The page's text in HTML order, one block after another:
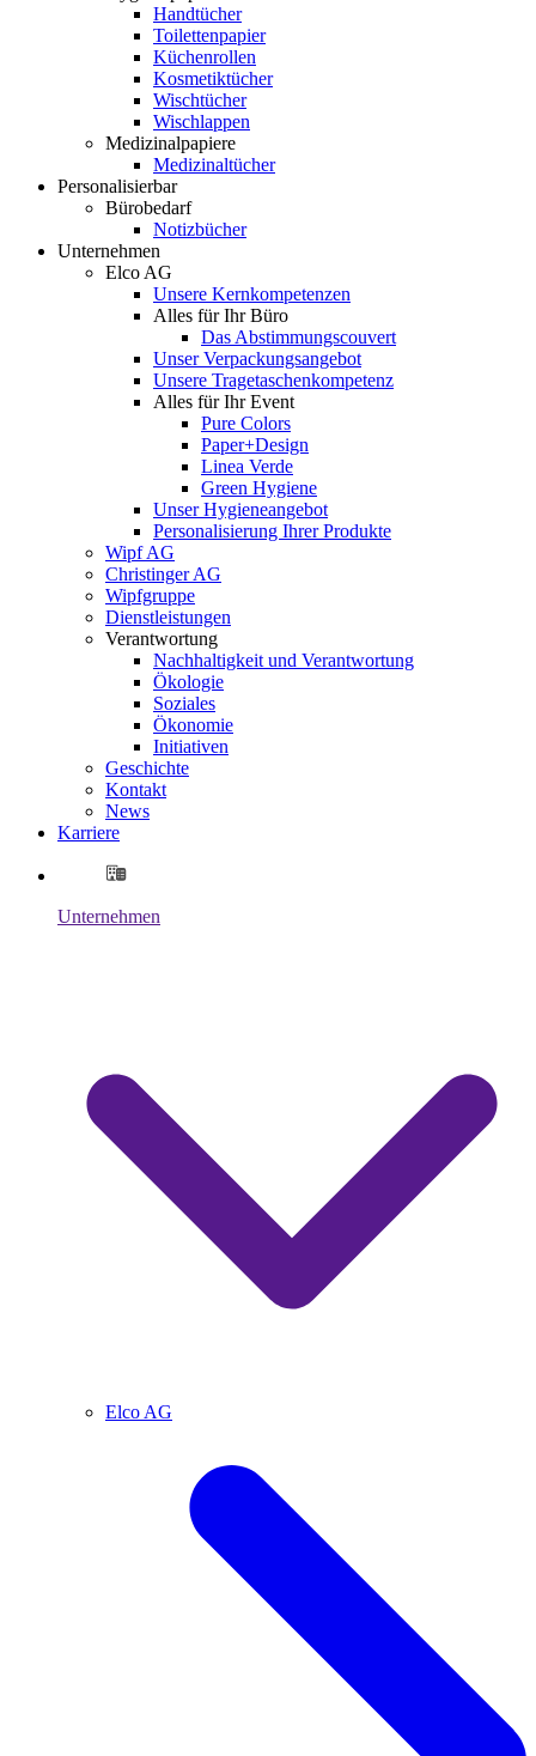
Handtücher
Toilettenpapier
Küchenrollen
Kosmetiktücher
Wischtücher
Wischlappen
Medizinalpapiere
Medizinaltücher
Personalisierbar
Bürobedarf
Notizbücher
Unternehmen
Elco AG
Unsere Kernkompetenzen
Alles für Ihr Büro
Das Abstimmungscouvert
Unser Verpackungsangebot
Unsere Tragetaschenkompetenz
Alles für Ihr Event
Pure Colors
Paper+Design
Linea Verde
Green Hygiene
Unser Hygieneangebot
Personalisierung Ihrer Produkte
Wipf AG
Christinger AG
Wipfgruppe
Dienstleistungen
Verantwortung
Nachhaltigkeit und Verantwortung
Ökologie
Soziales
Ökonomie
Initiativen
Geschichte
Kontakt
News
Karriere
Unternehmen
Elco AG